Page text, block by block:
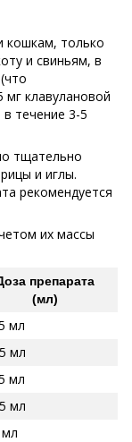
кошкам, только
и свиньям, в
мг клавулановой
в течение 3-5
тщательно
и иглы.
рекомендуется
их массы
препарата
(мл)
мл
мл
мл
мл